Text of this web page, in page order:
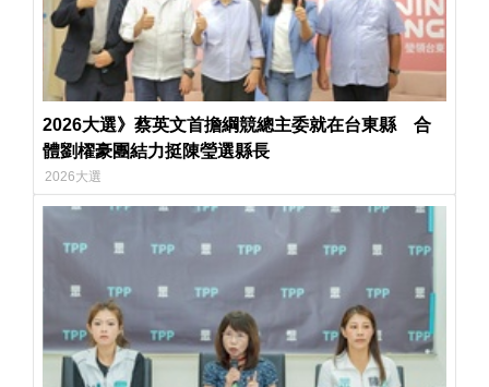
2026大選》蔡英文首擔綱競總主委就在台東縣 合
體劉櫂豪團結力挺陳瑩選縣長
2026大選